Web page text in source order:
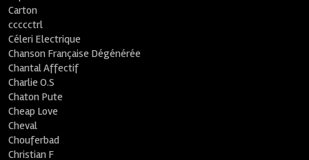
Carton
ccccctrl
Céleri Electrique
Chanson Française Dégénérée
Chantal Affectif
Charlie O.S
Chaton Pute
Cheap Love
Cheval
Chouferbad
Christian F